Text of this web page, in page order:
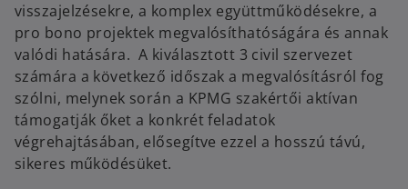
visszajelzésekre, a komplex együttműködésekre, a
pro bono projektek megvalósíthatóságára és annak
valódi hatására. A kiválasztott 3 civil szervezet
számára a következő időszak a megvalósításról fog
szólni, melynek során a KPMG szakértői aktívan
támogatják őket a konkrét feladatok
végrehajtásában, elősegítve ezzel a hosszú távú,
sikeres működésüket.